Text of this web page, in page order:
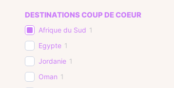
DESTINATIONS COUP DE COEUR
Afrique du Sud 1
Egypte 1
Jordanie 1
Oman 1